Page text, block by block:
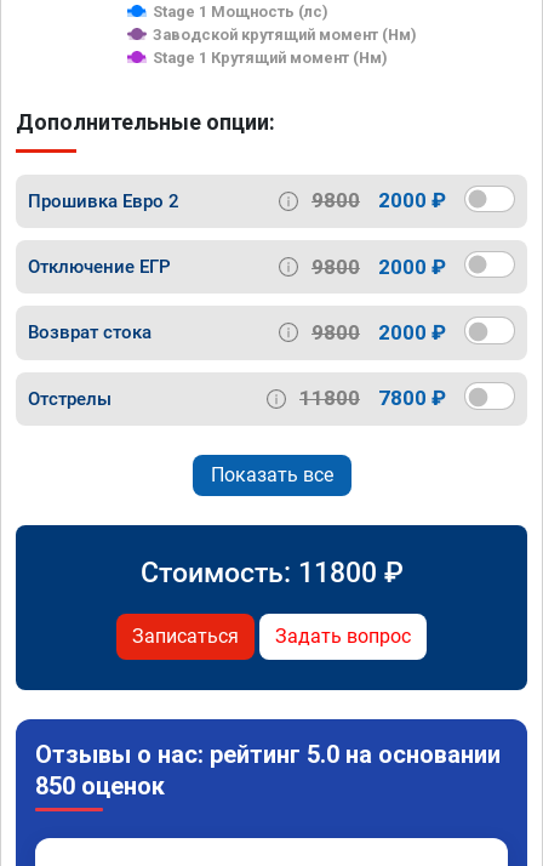
Stage 1 Мощность (лс)
Заводской крутящий момент (Нм)
Stage 1 Крутящий момент (Нм)
Дополнительные опции:
Прошивка Евро 2 9800 2000 ₽
Отключение ЕГР 9800 2000 ₽
Возврат стока 9800 2000 ₽
Отстрелы 11800 7800 ₽
Показать все
Стоимость: 11800 ₽
Записаться Задать вопрос
Отзывы о нас: рейтинг 5.0 на основании
850 оценок